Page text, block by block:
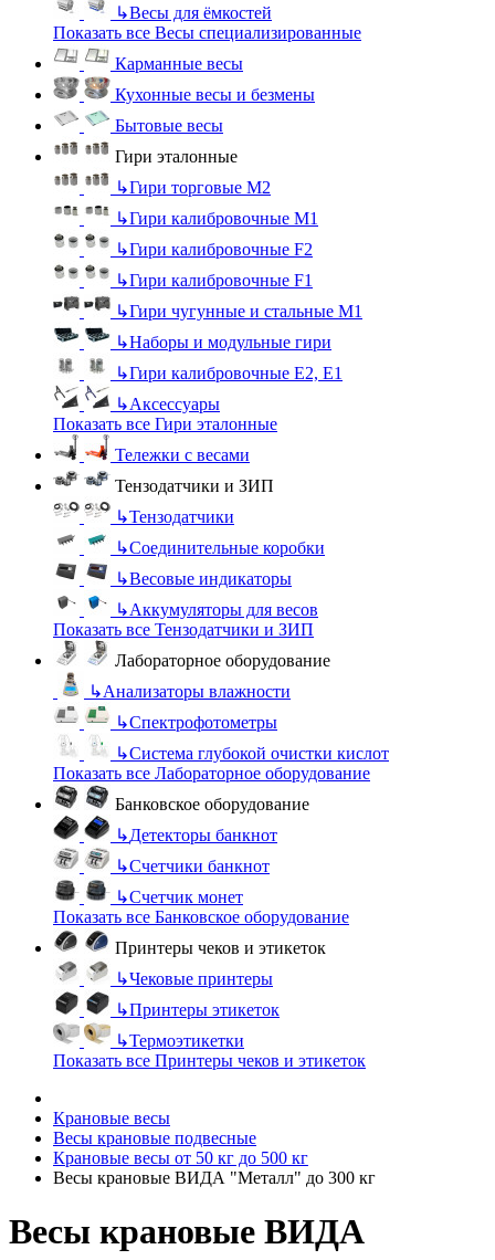
↳Весы для ёмкостей
Показать все Весы специализированные
Карманные весы
Кухонные весы и безмены
Бытовые весы
Гири эталонные
↳Гири торговые М2
↳Гири калибровочные М1
↳Гири калибровочные F2
↳Гири калибровочные F1
↳Гири чугунные и стальные М1
↳Наборы и модульные гири
↳Гири калибровочные E2, Е1
↳Аксессуары
Показать все Гири эталонные
Тележки с весами
Тензодатчики и ЗИП
↳Тензодатчики
↳Соединительные коробки
↳Весовые индикаторы
↳Аккумуляторы для весов
Показать все Тензодатчики и ЗИП
Лабораторное оборудование
↳Анализаторы влажности
↳Спектрофотометры
↳Система глубокой очистки кислот
Показать все Лабораторное оборудование
Банковское оборудование
↳Детекторы банкнот
↳Счетчики банкнот
↳Счетчик монет
Показать все Банковское оборудование
Принтеры чеков и этикеток
↳Чековые принтеры
↳Принтеры этикеток
↳Термоэтикетки
Показать все Принтеры чеков и этикеток
Крановые весы
Весы крановые подвесные
Крановые весы от 50 кг до 500 кг
Весы крановые ВИДА "Металл" до 300 кг
Весы крановые ВИДА